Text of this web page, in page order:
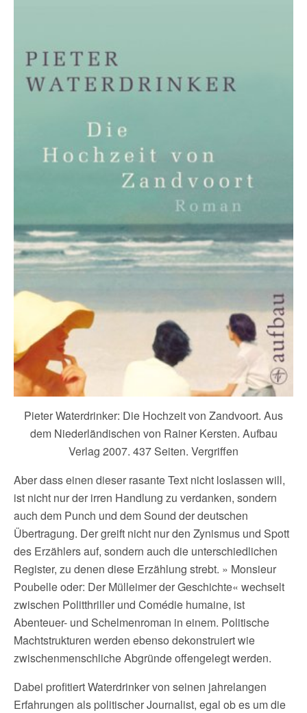
Pieter Waterdrinker: Die Hochzeit von Zandvoort. Aus
dem Niederländischen von Rainer Kersten. Aufbau
Verlag 2007. 437 Seiten. Vergriffen
Aber dass einen dieser rasante Text nicht loslassen will,
ist nicht nur der irren Handlung zu verdanken, sondern
auch dem Punch und dem Sound der deutschen
Übertragung. Der greift nicht nur den Zynismus und Spott
des Erzählers auf, sondern auch die unterschiedlichen
Register, zu denen diese Erzählung strebt. » Monsieur
Poubelle oder: Der Mülleimer der Geschichte« wechselt
zwischen Politthriller und Comédie humaine, ist
Abenteuer- und Schelmenroman in einem. Politische
Machtstrukturen werden ebenso dekonstruiert wie
zwischenmenschliche Abgründe offengelegt werden.
Dabei profitiert Waterdrinker von seinen jahrelangen
Erfahrungen als politischer Journalist, egal ob es um die